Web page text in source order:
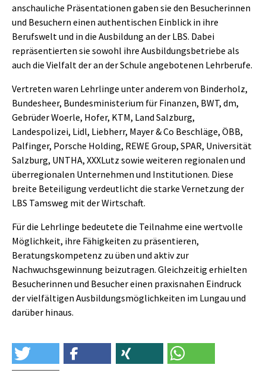
anschauliche Präsentationen gaben sie den Besucherinnen
und Besuchern einen authentischen Einblick in ihre
Berufswelt und in die Ausbildung an der LBS. Dabei
repräsentierten sie sowohl ihre Ausbildungsbetriebe als
auch die Vielfalt der an der Schule angebotenen Lehrberufe.
Vertreten waren Lehrlinge unter anderem von Binderholz,
Bundesheer, Bundesministerium für Finanzen, BWT, dm,
Gebrüder Woerle, Hofer, KTM, Land Salzburg,
Landespolizei, Lidl, Liebherr, Mayer & Co Beschläge, ÖBB,
Palfinger, Porsche Holding, REWE Group, SPAR, Universität
Salzburg, UNTHA, XXXLutz sowie weiteren regionalen und
überregionalen Unternehmen und Institutionen. Diese
breite Beteiligung verdeutlicht die starke Vernetzung der
LBS Tamsweg mit der Wirtschaft.
Für die Lehrlinge bedeutete die Teilnahme eine wertvolle
Möglichkeit, ihre Fähigkeiten zu präsentieren,
Beratungskompetenz zu üben und aktiv zur
Nachwuchsgewinnung beizutragen. Gleichzeitig erhielten
Besucherinnen und Besucher einen praxisnahen Eindruck
der vielfältigen Ausbildungsmöglichkeiten im Lungau und
darüber hinaus.